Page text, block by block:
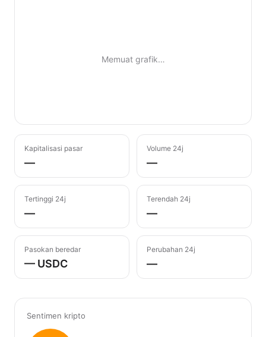
Memuat grafik…
Kapitalisasi pasar
—
Volume 24j
—
Tertinggi 24j
—
Terendah 24j
—
Pasokan beredar
— USDC
Perubahan 24j
—
Sentimen kripto